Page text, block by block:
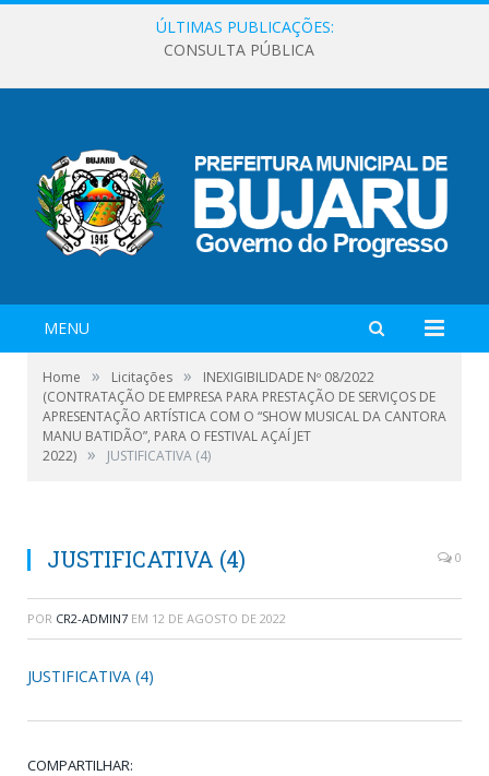
ÚLTIMAS PUBLICAÇÕES:
CONSULTA PÚBLICA
MENU
Home » Licitações »
INEXIGIBILIDADE Nº 08/2022
(CONTRATAÇÃO DE EMPRESA PARA PRESTAÇÃO DE SERVIÇOS DE
APRESENTAÇÃO ARTÍSTICA COM O “SHOW MUSICAL DA CANTORA
MANU BATIDÃO”, PARA O FESTIVAL AÇAÍ JET
2022) » JUSTIFICATIVA (4)
JUSTIFICATIVA (4) 0
POR CR2-ADMIN7 EM 12 DE AGOSTO DE 2022
JUSTIFICATIVA (4)
COMPARTILHAR: